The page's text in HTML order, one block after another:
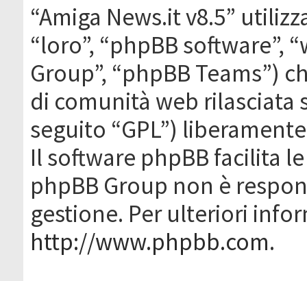
“Amiga News.it v8.5”
“loro”, “phpBB software”,
Group”, “phpBB Teams”)
di comunità web rilasciata
seguito “GPL”)
Il software phpBB facilita
phpBB Group non è
gestione. Per ulteriori
http://www.phpbb.com.